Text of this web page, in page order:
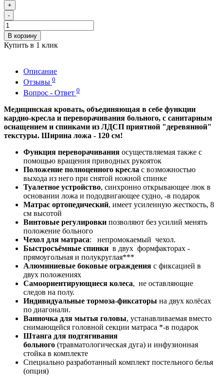
+
-
В корзину
Купить в 1 клик
Описание
Отзывы 0
Вопрос - Ответ 0
Медицинская кровать, объединяющая в себе функции
кардио-кресла и переворачивания больного, с санитарным
оснащением и спинками из ЛДСП приятной "деревянной"
текстуры. Ширина ложа - 120 см!
Функция переворачивания осуществляемая также с
помощью вращения приводных рукояток
Положение полноценного кресла с возможностью
выхода из него при снятой ножной спинке
Туалетное устройство, синхронно открывающее люк в
основании ложа и пододвигающее судно, -в подарок
Матрас ортопедический, имеет усиленную жесткость, 8
см высотой
Винтовые регулировки позволяют без усилий менять
положение больного
Чехол для матраса: непромокаемый чехол.
Быстросъёмные спинки в двух формфакторах -
прямоугольная и полукруглая***
Алюминиевые боковые ограждения с фиксацией в
двух положениях
Самоориентирующиеся колеса, не оставляющие
следов на полу.
Индивидуальные тормоза-фиксаторы на двух колёсах
по диагонали.
Ванночка для мытья головы, устанавливаемая вместо
снимающейся головной секции матраса *-в подарок
Штанга для подтягивания
больного (травматологическая дуга) и инфузионная
стойка в комплекте
Специально разработанный комплект постельного белья
(опция)